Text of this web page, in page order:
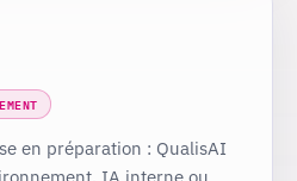
en préparation : QualisAI
IA interne ou